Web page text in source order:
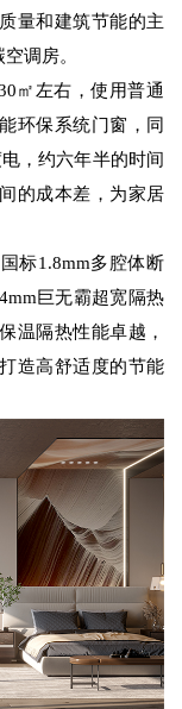
量和建筑节能的主
调房。
㎡左右，使用普通
环保系统门窗，同
，约六年半的时间
的成本差，为家居
标1.8mm多腔体断
巨无霸超宽隔热
温隔热性能卓越，
造高舒适度的节能